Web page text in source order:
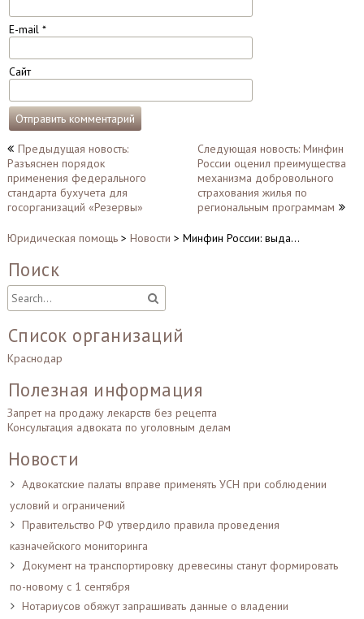
E-mail *
Сайт
Навигация
по
записям
Предыдущая новость:
Разъяснен порядок
применения федерального
стандарта бухучета для
госорганизаций «Резервы»
Следующая новость: Минфин
России оценил преимущества
механизма добровольного
страхования жилья по
региональным программам
Юридическая помощь> Новости > Минфин России: выда…
Поиск
Список организаций
Краснодар
Полезная информация
Запрет на продажу лекарств без рецепта
Консультация адвоката по уголовным делам
Новости
Адвокатские палаты вправе применять УСН при соблюдении
условий и ограничений
Правительство РФ утвердило правила проведения
казначейского мониторинга
Документ на транспортировку древесины станут формировать
по-новому с 1 сентября
Нотариусов обяжут запрашивать данные о владении